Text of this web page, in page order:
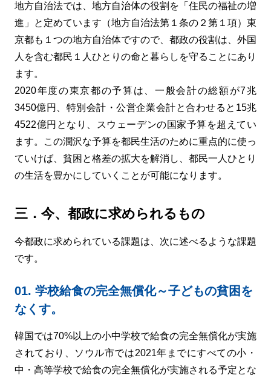
地方自治法では、地方自治体の役割を「住民の福祉の増
進」と定めています（地方自治法第１条の２第１項）東
京都も１つの地方自治体ですので、都政の役割は、外国
人を含む都民１人ひとりの命と暮らしを守ることにあり
ます。
2020年度の東京都の予算は、一般会計の総額が7兆
3450億円、特別会計・公営企業会計と合わせると15兆
4522億円となり、スウェーデンの国家予算を超えてい
ます。この潤沢な予算を都民生活のために重点的に使っ
ていけば、貧困と格差の拡大を解消し、都民一人ひとり
の生活を豊かにしていくことが可能になります。
三．今、都政に求められるもの
今都政に求められている課題は、次に述べるような課題
です。
01. 学校給食の完全無償化～子どもの貧困を
なくす。
韓国では70%以上の小中学校で給食の完全無償化が実施
されており、ソウル市では2021年までにすべての小・
中・高等学校で給食の完全無償化が実施される予定とな